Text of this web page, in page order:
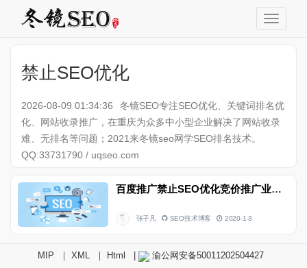
禁止SEO优化
2026-08-09 01:34:36
冬镜SEO专注SEO优化、关键词排名优
化、网站收录推广，在重庆为众多中小型企业解决了网站收录
难、无排名等问题；2021来冬镜seo网学SEO排名技术。
QQ:33731790 / uqseo.com
百度推广禁止SEO优化竞价推广业务
张子凡 SEO技术博客 2020-1-3
MIP ｜ XML ｜ Html
渝公网安备50011202504427